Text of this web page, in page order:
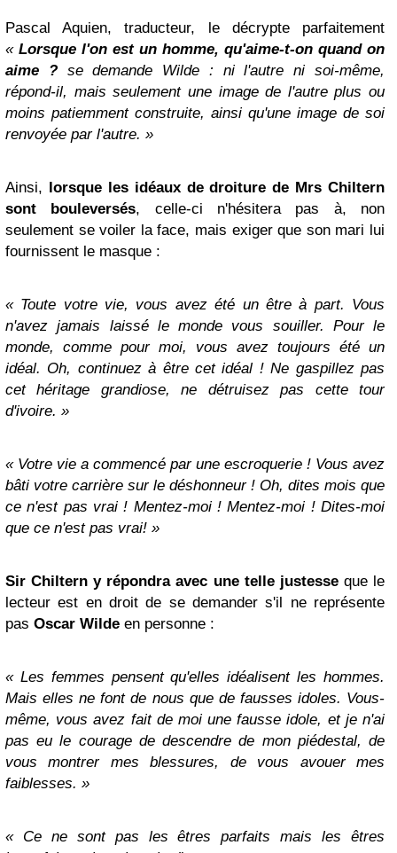
Pascal Aquien, traducteur, le décrypte parfaitement
«Lorsque l'on est un homme, qu'aime-t-on quand on
aime ? se demande Wilde : ni l'autre ni soi-même,
répond-il, mais seulement une image de l'autre plus ou
moins patiemment construite, ainsi qu'une image de soi
renvoyée par l'autre. »
Ainsi, lorsque les idéaux de droiture de Mrs Chiltern
sont bouleversés, celle-ci n'hésitera pas à, non
seulement se voiler la face, mais exiger que son mari lui
fournissent le masque :
« Toute votre vie, vous avez été un être à part. Vous
n'avez jamais laissé le monde vous souiller. Pour le
monde, comme pour moi, vous avez toujours été un
idéal. Oh, continuez à être cet idéal ! Ne gaspillez pas
cet héritage grandiose, ne détruisez pas cette tour
d'ivoire. »
« Votre vie a commencé par une escroquerie ! Vous avez
bâti votre carrière sur le déshonneur ! Oh, dites mois que
ce n'est pas vrai ! Mentez-moi ! Mentez-moi ! Dites-moi
que ce n'est pas vrai! »
Sir Chiltern y répondra avec une telle justesse que le
lecteur est en droit de se demander s'il ne représente
pas Oscar Wilde en personne :
« Les femmes pensent qu'elles idéalisent les hommes.
Mais elles ne font de nous que de fausses idoles. Vous-
même, vous avez fait de moi une fausse idole, et je n'ai
pas eu le courage de descendre de mon piédestal, de
vous montrer mes blessures, de vous avouer mes
faiblesses. »
« Ce ne sont pas les êtres parfaits mais les êtres